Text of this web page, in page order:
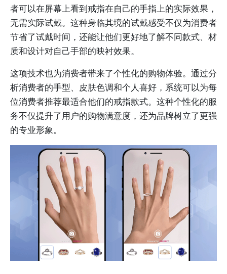
者可以在屏幕上看到戒指在自己的手指上的实际效果，
无需实际试戴。这种身临其境的试戴感受不仅为消费者
节省了试戴时间，还能让他们更好地了解不同款式、材
质和设计对自己手部的映衬效果。
这项技术也为消费者带来了个性化的购物体验。通过分
析消费者的手型、皮肤色调和个人喜好，系统可以为每
位消费者推荐最适合他们的戒指款式。这种个性化的服
务不仅提升了用户的购物满意度，还为品牌树立了更强
的专业形象。